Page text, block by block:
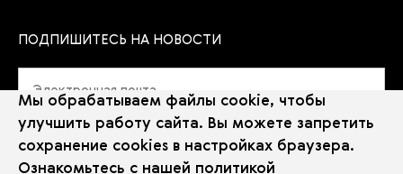
ПОДПИШИТЕСЬ НА НОВОСТИ
Политика использования Cookie
Мы обрабатываем файлы cookie, чтобы
улучшить работу сайта. Вы можете запретить
сохранение cookies в настройках браузера.
Ознакомьтесь с нашей политикой